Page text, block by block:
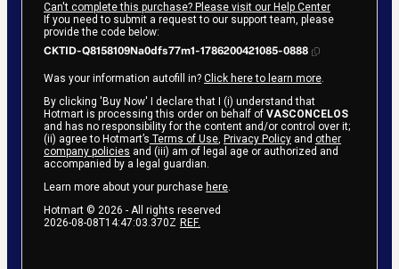
Can't complete this purchase? Please visit our Help Center
If you need to submit a request to our support team, please
provide the code below:
CKTID-Q8158109Na0dfs77m1-1786200421085-0888
Was your information autofill in? Click here to learn more.
By clicking 'Buy Now' I declare that I (i) understand that
Hotmart is processing this order on behalf of VASCONCELOS
and has no responsibility for the content and/or control over it;
(ii) agree to Hotmart’s Terms of Use, Privacy Policy and other
company policies and (iii) am of legal age or authorized and
accompanied by a legal guardian.
Learn more about your purchase here.
Hotmart © 2026 - All rights reserved
2026-08-08T14:47:03.370Z REF.